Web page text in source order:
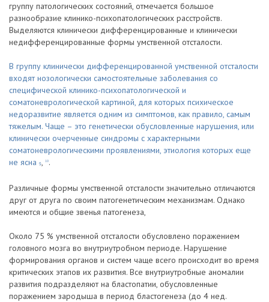
группу патологических состояний, отмечается большое
разнообразие клинико-психопатологических расстройств.
Выделяются клинически дифференцированные и клинически
недифференцированные формы умственной отсталости.
В группу клинически дифференцированной умственной отсталости
входят нозологически самостоятельные заболевания со
специфической клинико-психопатологической и
соматоневрологической картиной, для которых психическое
недоразвитие является одним из симптомов, как правило, самым
тяжелым. Чаще – это генетически обусловленные нарушения, или
клинически очерченные синдромы с характерными
соматоневрологическими проявлениями, этиология которых еще
не ясна 9, 10.
Различные формы умственной отсталости значительно отличаются
друг от друга по своим патогенетическим механизмам. Однако
имеются и общие звенья патогенеза,
Около 75 % умственной отсталости обусловлено поражением
головного мозга во внутриутробном периоде. Нарушение
формирования органов и систем чаще всего происходит во время
критических этапов их развития. Все внутриутробные аномалии
развития подразделяют на бластопатии, обусловленные
поражением зародыша в период бластогенеза (до 4 нед.